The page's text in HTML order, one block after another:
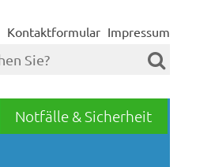
Kontaktformular Impressum
Notfälle & Sicherheit